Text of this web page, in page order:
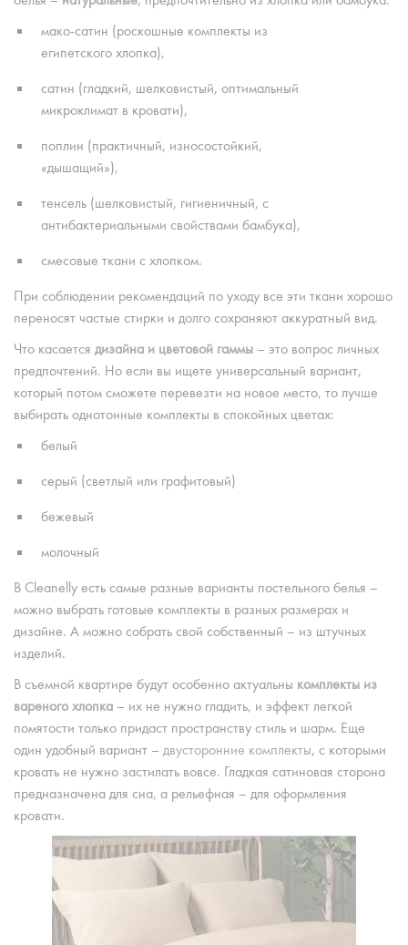
мако-сатин (роскошные комплекты из
египетского хлопка),
сатин (гладкий, шелковистый, оптимальный
микроклимат в кровати),
поплин (практичный, износостойкий,
«дышащий»),
тенсель (шелковистый, гигиеничный, с
антибактериальными свойствами бамбука),
смесовые ткани с хлопком.
При соблюдении рекомендаций по уходу все эти ткани хорошо
переносят частые стирки и долго сохраняют аккуратный вид.
Что касается дизайна и цветовой гаммы – это вопрос личных
предпочтений. Но если вы ищете универсальный вариант,
который потом сможете перевезти на новое место, то лучше
выбирать однотонные комплекты в спокойных цветах:
белый
серый (светлый или графитовый)
бежевый
молочный
В Cleanelly есть самые разные варианты постельного белья –
можно выбрать готовые комплекты в разных размерах и
дизайне. А можно собрать свой собственный – из штучных
изделий.
В съемной квартире будут особенно актуальны комплекты из
вареного хлопка – их не нужно гладить, и эффект легкой
помятости только придаст пространству стиль и шарм. Еще
один удобный вариант – двусторонние комплекты, с которыми
кровать не нужно застилать вовсе. Гладкая сатиновая сторона
предназначена для сна, а рельефная – для оформления
кровати.